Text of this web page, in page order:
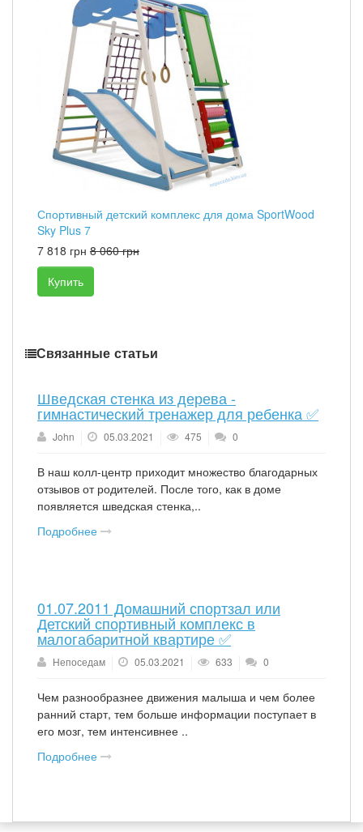
Спортивный детский комплекс для дома SportWood
Sky Plus 7
7 818 грн 8 060 грн
Купить
Связанные статьи
Шведская стенка из дерева -
гимнастический тренажер для ребенка ✅
John 05.03.2021 475 0
В наш колл-центр приходит множество благодарных
отзывов от родителей. После того, как в доме
появляется шведская стенка,..
Подробнее
01.07.2011 Домашний спортзал или
Детский спортивный комплекс в
малогабаритной квартире ✅
Непоседам 05.03.2021 633 0
Чем разнообразнее движения малыша и чем более
ранний старт, тем больше информации поступает в
его мозг, тем интенсивнее ..
Подробнее